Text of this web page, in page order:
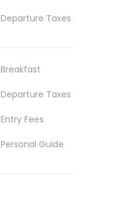
Departure Taxes
Breakfast
Departure Taxes
Entry Fees
Personal Guide